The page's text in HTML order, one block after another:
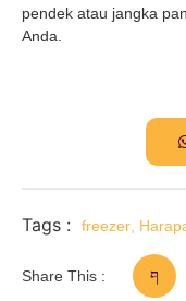
pendek atau jangka
Anda.
Tags : freezer
Share This :